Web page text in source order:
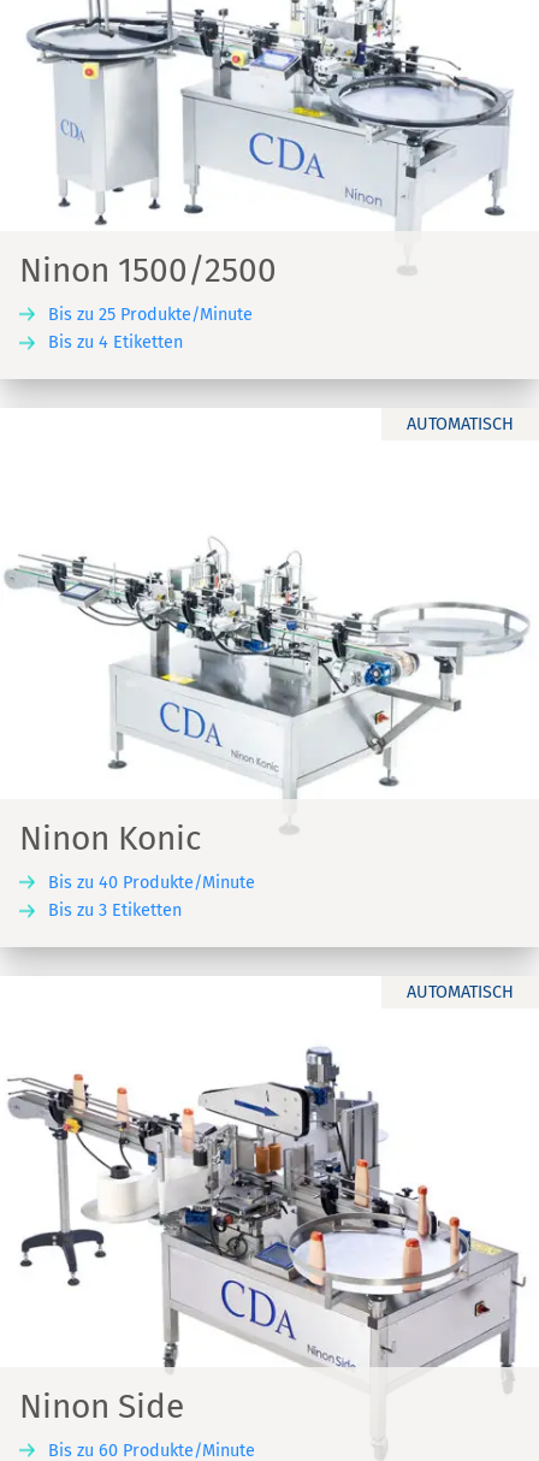
Ninon 1500/2500
Bis zu 25 Produkte/Minute
Bis zu 4 Etiketten
AUTOMATISCH
Ninon Konic
Bis zu 40 Produkte/Minute
Bis zu 3 Etiketten
AUTOMATISCH
Ninon Side
Bis zu 60 Produkte/Minute